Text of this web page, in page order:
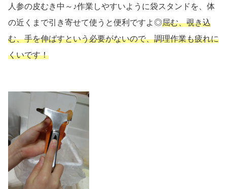
人参の皮むき中～♪作業しやすいように袋スタンドを、体
の近くまで引き寄せて使うと便利ですよ◎屈む、覗き込
む、手を伸ばすという必要がないので、調理作業も疲れに
くいです！